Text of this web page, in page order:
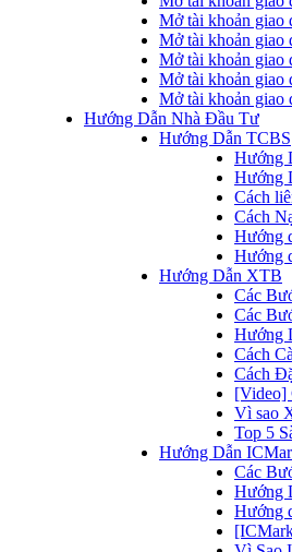
Mở tài khoản giao
Mở tài khoản giao
Mở tài khoản giao
Mở tài khoản giao
Mở tài khoản giao
Hướng Dẫn Nhà Đầu Tư
Hướng Dẫn TCBS
Hướng
Hướng
Cách
Cách
Hướng
Hướng
Hướng Dẫn XTB
Các
Các
Hướng
Cách
Cách
[Video]
Vì sao
Top 5
Hướng Dẫn
Các
Hướng
Hướng